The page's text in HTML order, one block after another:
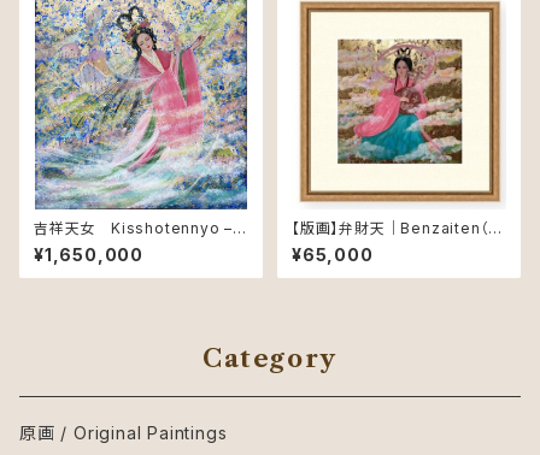
吉祥天女 Kisshotennyo –
Goddess of Beauty and Pr
osperity
¥1,650,000
【版画】弁財天｜Benzaiten（Li
mited Edition Print）
¥65,000
Category
原画 / Original Paintings